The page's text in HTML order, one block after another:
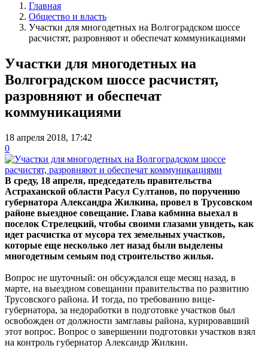
Главная
Общество и власть
Участки для многодетных на Волгоградском шоссе
расчистят, разровняют и обеспечат коммуникациями
Участки для многодетных на
Волгоградском шоссе расчистят,
разровняют и обеспечат
коммуникациями
18 апреля 2018, 17:42
0
В среду, 18 апреля, председатель правительства
Астраханской области Расул Султанов, по поручению
губернатора Александра Жилкина, провел в Трусовском
районе выездное совещание. Глава кабмина выехал в
поселок Стрелецкий, чтобы своими глазами увидеть, как
идет расчистка от мусора тех земельных участков,
которые еще несколько лет назад были выделены
многодетным семьям под строительство жилья.
Вопрос не шуточный: он обсуждался еще месяц назад, в
марте, на выездном совещании правительства по развитию
Трусовского района. И тогда, по требованию вице-
губернатора, за недоработки в подготовке участков был
освобожден от должности замглавы района, курировавший
этот вопрос. Вопрос о завершении подготовки участков взял
на контроль губернатор Александр Жилкин.